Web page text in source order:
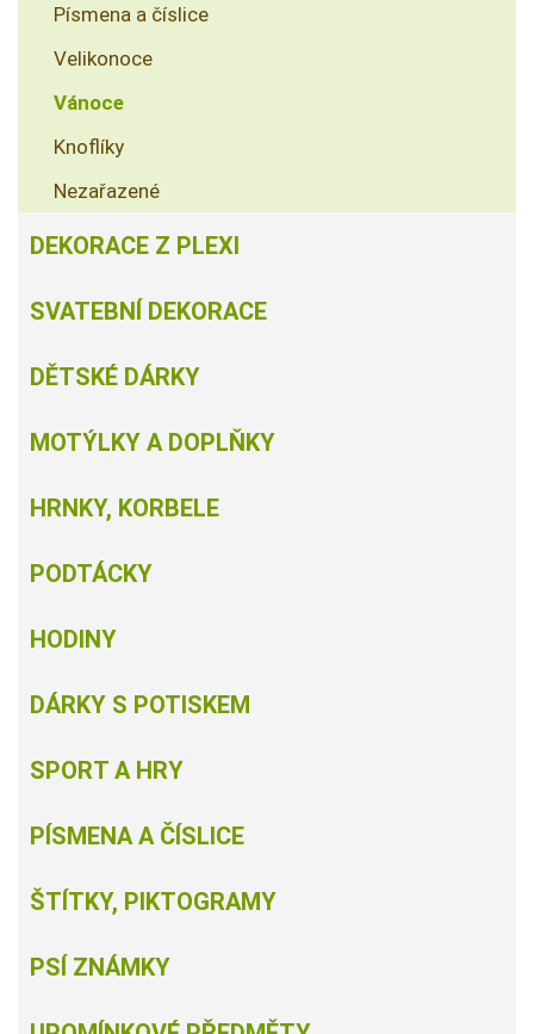
Písmena a číslice
Velikonoce
Vánoce
Knoflíky
Nezařazené
DEKORACE Z PLEXI
SVATEBNÍ DEKORACE
DĚTSKÉ DÁRKY
MOTÝLKY A DOPLŇKY
HRNKY, KORBELE
PODTÁCKY
HODINY
DÁRKY S POTISKEM
SPORT A HRY
PÍSMENA A ČÍSLICE
ŠTÍTKY, PIKTOGRAMY
PSÍ ZNÁMKY